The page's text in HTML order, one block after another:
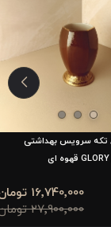
اکسسوری 8 تکه سرویس بهداشتی
27٬900٬000 تومان
16٬740٬000 تومان